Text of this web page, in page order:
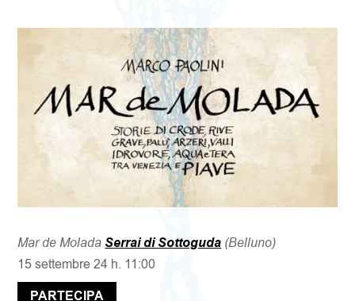
Mar de Molada Serrai di Sottoguda (Belluno)
15 settembre 24 h. 11:00
PARTECIPA